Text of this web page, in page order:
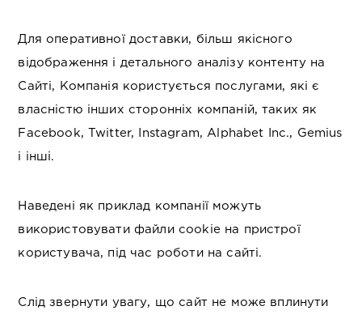
Для оперативної доставки, більш якісного
відображення і детального аналізу контенту на
Сайті, Компанія користується послугами, які є
власністю інших сторонніх компаній, таких як
Facebook, Twitter, Instagram, Alphabet Inc., Gemius
і інші.
Наведені як приклад компанії можуть
використовувати файли cookie на пристрої
користувача, під час роботи на сайті.
Слід звернути увагу, що сайт не може вплинути